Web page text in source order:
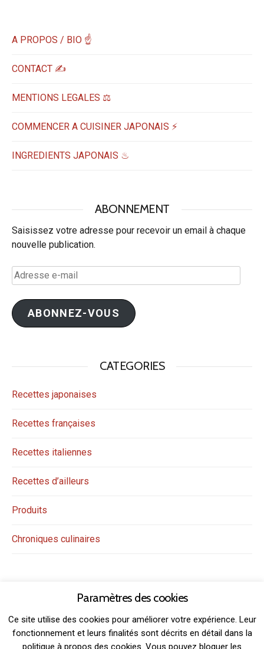
A PROPOS / BIO ☝
CONTACT ✍️
MENTIONS LEGALES ⚖️
COMMENCER A CUISINER JAPONAIS ⚡
INGREDIENTS JAPONAIS ♨
ABONNEMENT
Saisissez votre adresse pour recevoir un email à chaque
nouvelle publication.
Adresse
e-
mail
ABONNEZ-VOUS
CATEGORIES
Recettes japonaises
Recettes françaises
Recettes italiennes
Recettes d’ailleurs
Produits
Chroniques culinaires
Paramètres des cookies
Ce site utilise des cookies pour améliorer votre expérience. Leur
fonctionnement et leurs finalités sont décrits en détail dans la
politique à propos des cookies. Vous pouvez bloquer les